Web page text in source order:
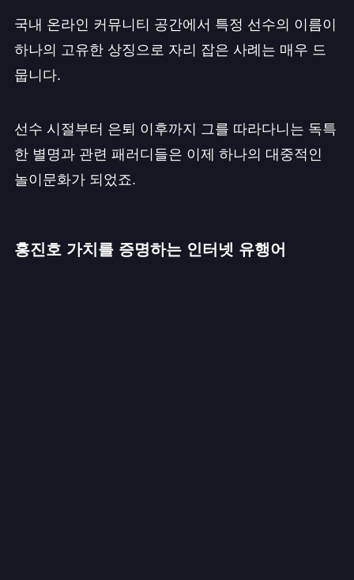
국내 온라인 커뮤니티 공간에서 특정 선수의 이름이
하나의 고유한 상징으로 자리 잡은 사례는 매우 드
뭅니다.
선수 시절부터 은퇴 이후까지 그를 따라다니는 독특
한 별명과 관련 패러디들은 이제 하나의 대중적인
놀이문화가 되었죠.
홍진호 가치를 증명하는 인터넷 유행어